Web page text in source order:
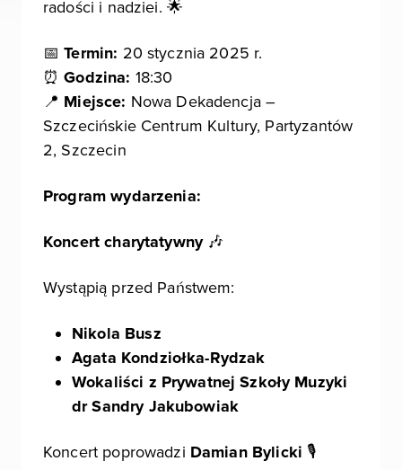
radości i nadziei. 🌟
📅Termin: 20 stycznia 2025 r.
⏰Godzina: 18:30
📍 Miejsce: Nowa Dekadencja –
Szczecińskie Centrum Kultury, Partyzantów
2, Szczecin
Program wydarzenia:
Koncert charytatywny🎶
Wystąpią przed Państwem:
Nikola Busz
Agata Kondziołka-Rydzak
Wokaliści z Prywatnej Szkoły Muzyki
dr Sandry Jakubowiak
Koncert poprowadzi Damian Bylicki 🎙️